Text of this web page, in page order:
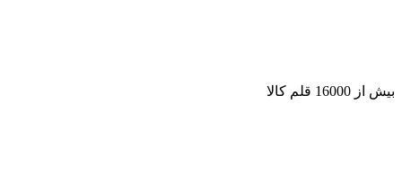
بیش از 16000 قلم کالا